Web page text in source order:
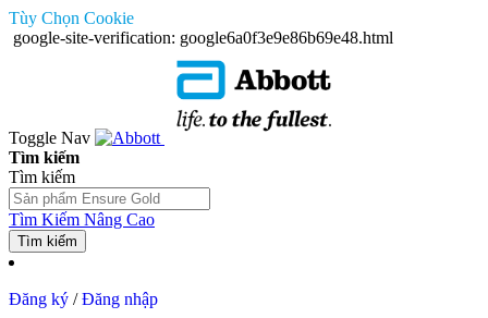
Tùy Chọn Cookie
google-site-verification: google6a0f3e9e86b69e48.html
Toggle Nav
Tìm kiếm
Tìm kiếm
Tìm Kiếm Nâng Cao
Tìm kiếm
Đăng ký /Đăng nhập